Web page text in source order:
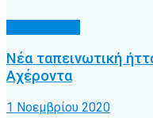
Νέα ταπεινωτική
Αχέροντα
1 Νοεμβρίου 2020